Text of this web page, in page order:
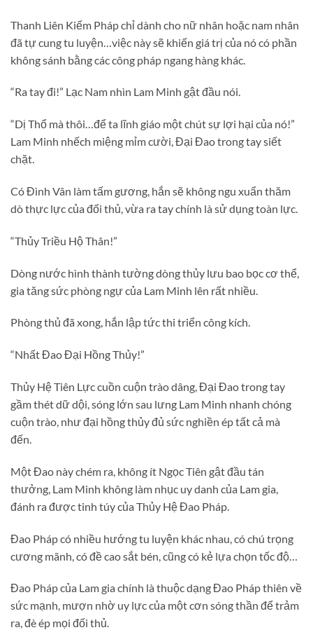
Thanh Liên Kiếm Pháp chỉ dành cho nữ nhân hoặc nam nhân
đã tự cung tu luyện…việc này sẽ khiến giá trị của nó có phần
không sánh bằng các công pháp ngang hàng khác.
“Ra tay đi!” Lạc Nam nhìn Lam Minh gật đầu nói.
“Dị Thổ mà thôi…để ta lĩnh giáo một chút sự lợi hại của nó!”
Lam Minh nhếch miệng mỉm cười, Đại Đao trong tay siết
chặt.
Có Đình Vân làm tấm gương, hắn sẽ không ngu xuẩn thăm
dò thực lực của đối thủ, vừa ra tay chính là sử dụng toàn lực.
“Thủy Triều Hộ Thân!”
Dòng nước hình thành tường dòng thủy lưu bao bọc cơ thể,
gia tăng sức phòng ngự của Lam Minh lên rất nhiều.
Phòng thủ đã xong, hắn lập tức thi triển công kích.
“Nhất Đao Đại Hồng Thủy!”
Thủy Hệ Tiên Lực cuồn cuộn trào dâng, Đại Đao trong tay
gầm thét dữ dội, sóng lớn sau lưng Lam Minh nhanh chóng
cuộn trào, như đại hồng thủy đủ sức nghiền ép tất cả mà
đến.
Một Đao này chém ra, không ít Ngọc Tiên gật đầu tán
thưởng, Lam Minh không làm nhục uy danh của Lam gia,
đánh ra được tinh túy của Thủy Hệ Đao Pháp.
Đao Pháp có nhiều hướng tu luyện khác nhau, có chú trọng
cương mãnh, có đề cao sắt bén, cũng có kẻ lựa chọn tốc độ…
Đao Pháp của Lam gia chính là thuộc dạng Đao Pháp thiên về
sức mạnh, mượn nhờ uy lực của một cơn sóng thần để trảm
ra, đè ép mọi đối thủ.